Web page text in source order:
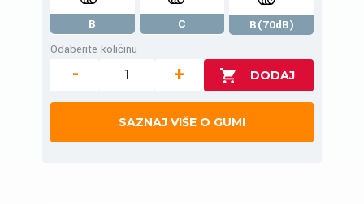
B C
B(70dB)
Odaberite količinu
- +
SAZNAJ VIŠE O GUMI